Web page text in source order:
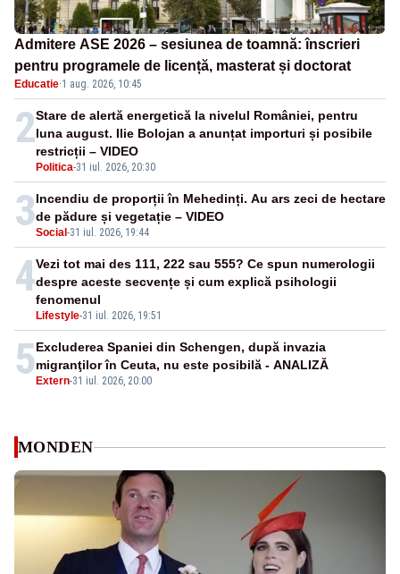
Admitere ASE 2026 – sesiunea de toamnă: înscrieri
pentru programele de licență, masterat și doctorat
Educatie·1 aug. 2026, 10:45
2
Politica-31 iul. 2026, 20:30
Stare de alertă energetică la nivelul României, pentru
luna august. Ilie Bolojan a anunțat importuri și posibile
restricții – VIDEO
3Social -31 iul. 2026, 19:44
Incendiu de proporții în Mehedinți. Au ars zeci de hectare
de pădure și vegetație – VIDEO
4
Lifestyle-31 iul. 2026, 19:51
Vezi tot mai des 111, 222 sau 555? Ce spun numerologii
despre aceste secvențe și cum explică psihologii
fenomenul
5 Extern-31 iul. 2026, 20:00
Excluderea Spaniei din Schengen, după invazia
migranţilor în Ceuta, nu este posibilă - ANALIZĂ
MONDEN